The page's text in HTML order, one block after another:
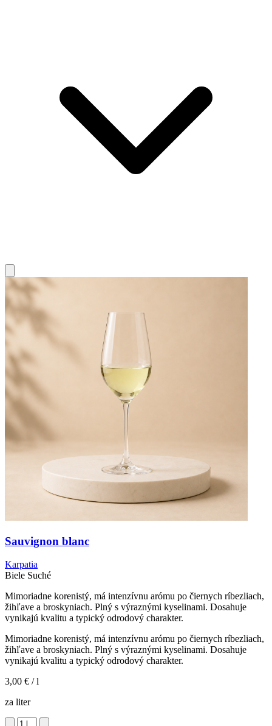
Sauvignon blanc
Karpatia
Biele Suché
Mimoriadne korenistý, má intenzívnu arómu po čiernych ríbezliach,
žihľave a broskyniach. Plný s výraznými kyselinami. Dosahuje
vynikajú kvalitu a typický odrodový charakter.
Mimoriadne korenistý, má intenzívnu arómu po čiernych ríbezliach,
žihľave a broskyniach. Plný s výraznými kyselinami. Dosahuje
vynikajú kvalitu a typický odrodový charakter.
3,00 € / l
za liter